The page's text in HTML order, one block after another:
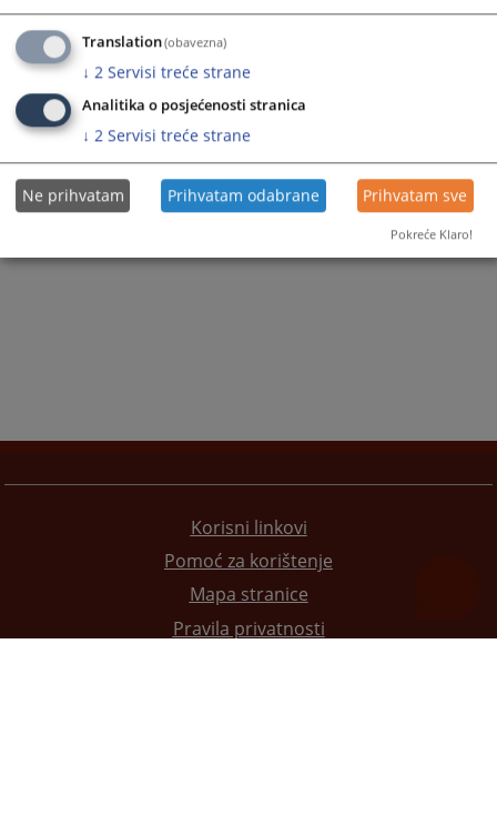
Korisni linkovi
Pomoć za korištenje
Mapa stranice
Pravila privatnosti
Translation(obavezna)
↓ 2 Servisi treće strane
Analitika o posjećenosti stranica
↓ 2 Servisi treće strane
Ne prihvatam Prihvatam odabrane Prihvatam sve
Pokreće Klaro!